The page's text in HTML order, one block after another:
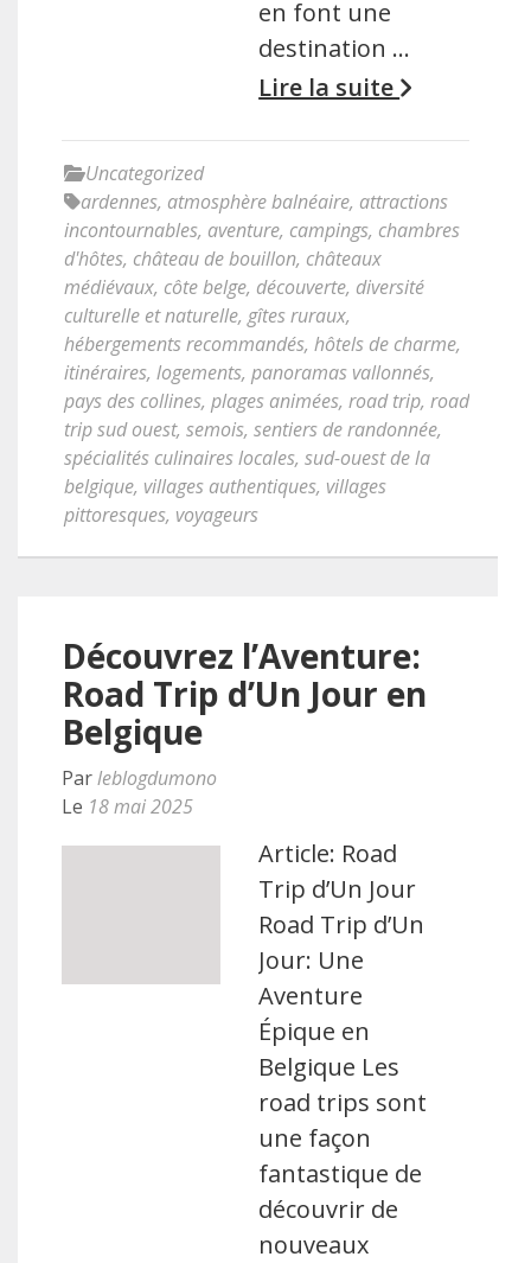
en font une
destination …
Lire la suite
Uncategorized
ardennes, atmosphère balnéaire, attractions
incontournables, aventure, campings, chambres
d'hôtes, château de bouillon, châteaux
médiévaux, côte belge, découverte, diversité
culturelle et naturelle, gîtes ruraux,
hébergements recommandés, hôtels de charme,
itinéraires, logements, panoramas vallonnés,
pays des collines, plages animées, road trip, road
trip sud ouest, semois, sentiers de randonnée,
spécialités culinaires locales, sud-ouest de la
belgique, villages authentiques, villages
pittoresques, voyageurs
Découvrez l’Aventure:
Road Trip d’Un Jour en
Belgique
Parleblogdumono
Le 18 mai 2025
Article: Road
Trip d’Un Jour
Road Trip d’Un
Jour: Une
Aventure
Épique en
Belgique Les
road trips sont
une façon
fantastique de
découvrir de
nouveaux